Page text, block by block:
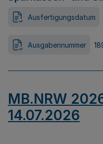
Ausfertigungsdatum
Ausgabennummer
MB.NRW
14.07.2026